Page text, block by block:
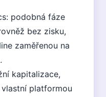
podobná fáze
bez zisku,
zaměřenou na
kapitalizace,
platformou